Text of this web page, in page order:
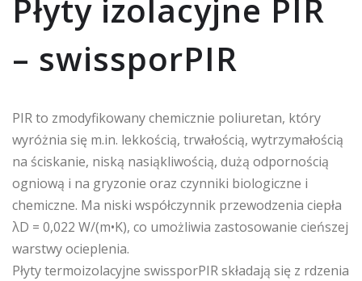
Płyty izolacyjne PIR
– swissporPIR
PIR to zmodyfikowany chemicznie poliuretan, który
wyróżnia się m.in. lekkością, trwałością, wytrzymałością
na ściskanie, niską nasiąkliwością, dużą odpornością
ogniową i na gryzonie oraz czynniki biologiczne i
chemiczne. Ma niski współczynnik przewodzenia ciepła
λD = 0,022 W/(m•K), co umożliwia zastosowanie cieńszej
warstwy ocieplenia.
Płyty termoizolacyjne swissporPIR składają się z rdzenia